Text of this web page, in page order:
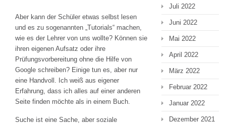
Aber kann der Schüler etwas selbst lesen
und es zu sogenannten „Tutorials“ machen,
wie es der Lehrer von uns wollte? Können sie
ihren eigenen Aufsatz oder ihre
Prüfungsvorbereitung ohne die Hilfe von
Google schreiben? Einige tun es, aber nur
eine Handvoll. Ich weiß aus eigener
Erfahrung, dass ich alles auf einer anderen
Seite finden möchte als in einem Buch.
Suche ist eine Sache, aber soziale
Juli 2022
Juni 2022
Mai 2022
April 2022
März 2022
Februar 2022
Januar 2022
Dezember 2021